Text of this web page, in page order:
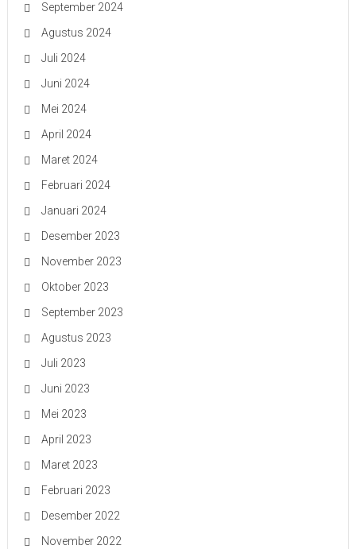
September 2024
Agustus 2024
Juli 2024
Juni 2024
Mei 2024
April 2024
Maret 2024
Februari 2024
Januari 2024
Desember 2023
November 2023
Oktober 2023
September 2023
Agustus 2023
Juli 2023
Juni 2023
Mei 2023
April 2023
Maret 2023
Februari 2023
Desember 2022
November 2022